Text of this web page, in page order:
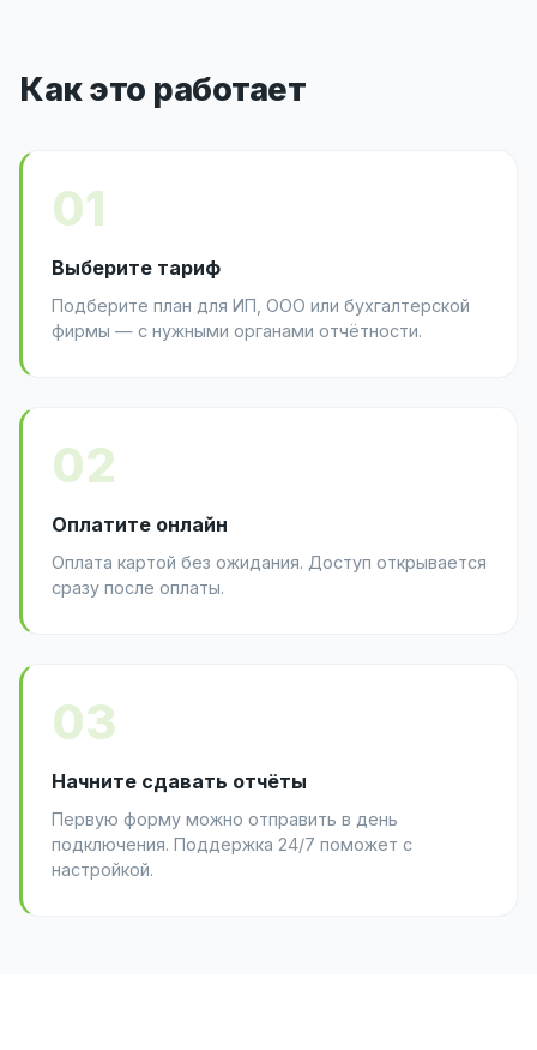
Как это работает
01
Выберите тариф
Подберите план для ИП, ООО или бухгалтерской
фирмы — с нужными органами отчётности.
02
Оплатите онлайн
Оплата картой без ожидания. Доступ открывается
сразу после оплаты.
03
Начните сдавать отчёты
Первую форму можно отправить в день
подключения. Поддержка 24/7 поможет с
настройкой.